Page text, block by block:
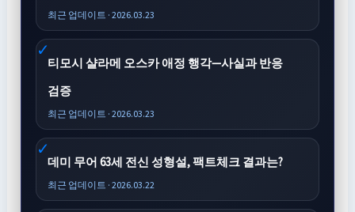
최근 업데이트 · 2026.03.23
티모시 샬라메 오스카 애정 행각—사실과 반응
검증
최근 업데이트 · 2026.03.23
데미 무어 63세 전신 성형설, 팩트체크 결과는?
최근 업데이트 · 2026.03.22